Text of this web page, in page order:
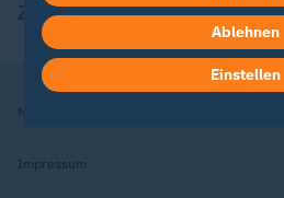
ZDFheute Apps
Nutzungsbedingungen
Impressum
Hier findest du das
Weitere Informationen
Datenschutzerklärung.
Ablehnen
Einstellen